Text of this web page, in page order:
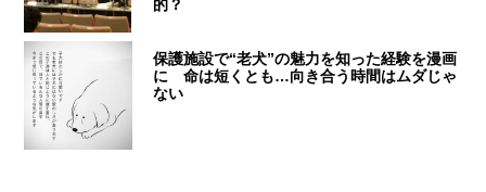
的？
保護施設で“老犬”の魅力を知った経験を漫画
に 命は短くとも…向き合う時間はムダじゃ
ない